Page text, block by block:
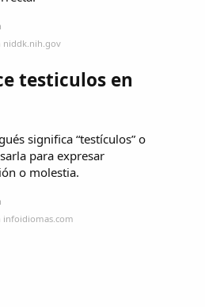
niddk.nih.gov
testiculos en
significa “testículos” o
para expresar
o molestia.
infoidiomas.com